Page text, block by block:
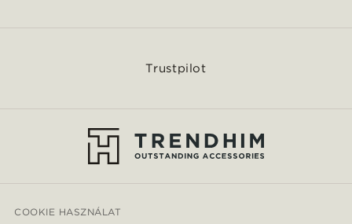
Trustpilot
COOKIE HASZNÁLAT